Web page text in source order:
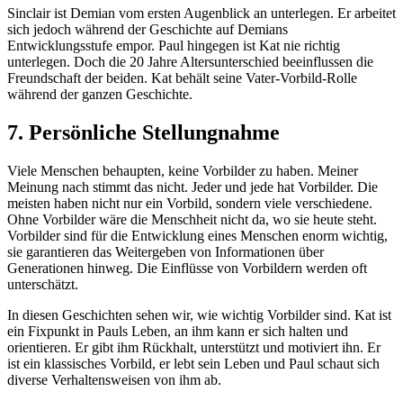
Sinclair ist Demian vom ersten Augenblick an unterlegen. Er arbeitet
sich jedoch während der Geschichte auf Demians
Entwicklungsstufe empor. Paul hingegen ist Kat nie richtig
unterlegen. Doch die 20 Jahre Altersunterschied beeinflussen die
Freundschaft der beiden. Kat behält seine Vater-Vorbild-Rolle
während der ganzen Geschichte.
7. Persönliche Stellungnahme
Viele Menschen behaupten, keine Vorbilder zu haben. Meiner
Meinung nach stimmt das nicht. Jeder und jede hat Vorbilder. Die
meisten haben nicht nur ein Vorbild, sondern viele verschiedene.
Ohne Vorbilder wäre die Menschheit nicht da, wo sie heute steht.
Vorbilder sind für die Entwicklung eines Menschen enorm wichtig,
sie garantieren das Weitergeben von Informationen über
Generationen hinweg. Die Einflüsse von Vorbildern werden oft
unterschätzt.
In diesen Geschichten sehen wir, wie wichtig Vorbilder sind. Kat ist
ein Fixpunkt in Pauls Leben, an ihm kann er sich halten und
orientieren. Er gibt ihm Rückhalt, unterstützt und motiviert ihn. Er
ist ein klassisches Vorbild, er lebt sein Leben und Paul schaut sich
diverse Verhaltensweisen von ihm ab.